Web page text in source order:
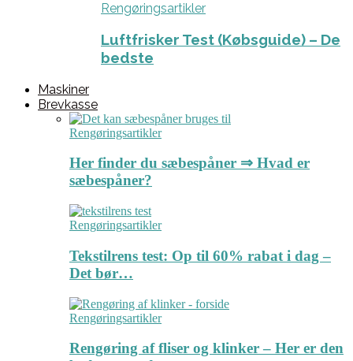
Rengøringsartikler
Luftfrisker Test (Købsguide) – De
bedste
Maskiner
Brevkasse
Rengøringsartikler
Her finder du sæbespåner ⇒ Hvad er
sæbespåner?
Rengøringsartikler
Tekstilrens test: Op til 60% rabat i dag –
Det bør…
Rengøringsartikler
Rengøring af fliser og klinker – Her er den